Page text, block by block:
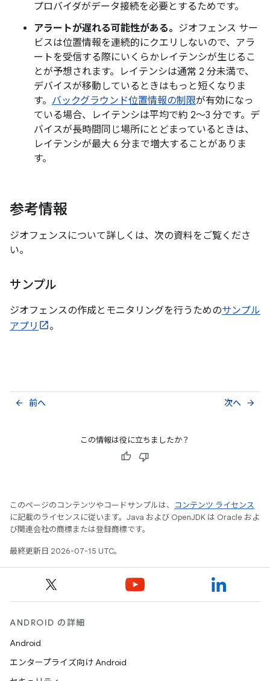
プロバイダがデータ接続を必要とするためです。
アラートが遅れる可能性がある。 ジオフェンス サー
ビスは位置情報を連続的にクエリしないので、アラ
ートを受信する際にいくらかレイテンシが生じるこ
とが予想されます。レイテンシは通常 2 分未満で、
デバイスが移動しているときはもっと短くなりま
す。 バックグラウンド位置情報の制限が有効になっ
ている場合、レイテンシは平均で約 2～3 分です。デ
バイスが長時間同じ場所にとどまっているときは、
レイテンシが最大 6 分まで増大することがありま
す。
参考情報
ジオフェンスについて詳しくは、次の資料をご覧くださ
い。
サンプル
ジオフェンスの作成とモニタリングを行うためのサンプル
アプリ
。
前へ
arrow_back 次へ arrow_forward
この情報は役に立ちましたか？
このページのコンテンツやコードサンプルは、
コンテンツ ライセンス
に記載のライセンスに従います。Java および OpenJDK は Oracle およ
び関連会社の商標または登録商標です。
最終更新日 2026-07-15 UTC。
ANDROID の詳細
Android
エンタープライズ向け Android